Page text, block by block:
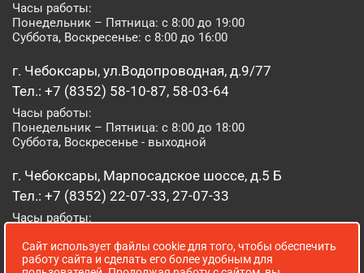
Часы работы:
Понедельник – Пятница: с 8:00 до 19:00
Суббота, Воскресенье: с 8:00 до 16:00
г. Чебоксары, ул.Водопроводная, д.9/77
Тел.: +7 (8352) 58-10-87, 58-03-64
Часы работы:
Понедельник – Пятница: с 8:00 до 18:00
Суббота, Воскресенье - выходной
г. Чебоксары, Марпосадское шоссе, д.5 Б
Тел.: +7 (8352) 22-07-33, 27-07-33
Часы работы:
Суббота, Воскресенье: с 8:00 до 16:00
Сайт использует файлы cookie для того, чтобы обеспечить
работу сайта и сделать его более удобным для